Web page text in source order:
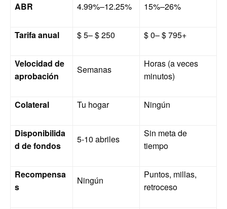
ABR 4.99%–12.25% 15%–26%
Tarifa anual $ 5– $ 250 $ 0– $ 795+
Velocidad de
aprobación
Semanas
Horas (a veces
minutos)
Colateral Tu hogar Ningún
Disponibilida
d de fondos
5-10 abriles
Sin meta de
tiempo
Recompensa
s
Ningún
Puntos, millas,
retroceso